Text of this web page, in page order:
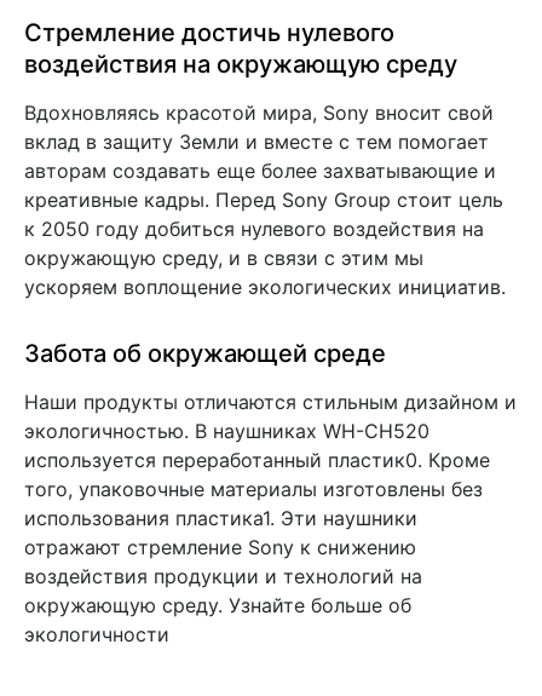
Стремление достичь нулевого
воздействия на окружающую среду
Вдохновляясь красотой мира, Sony вносит свой
вклад в защиту Земли и вместе с тем помогает
авторам создавать еще более захватывающие и
креативные кадры. Перед Sony Group стоит цель
к 2050 году добиться нулевого воздействия на
окружающую среду, и в связи с этим мы
ускоряем воплощение экологических инициатив.
Забота об окружающей среде
Наши продукты отличаются стильным дизайном и
экологичностью. В наушниках WH-CH520
используется переработанный пластик0. Кроме
того, упаковочные материалы изготовлены без
использования пластика1. Эти наушники
отражают стремление Sony к снижению
воздействия продукции и технологий на
окружающую среду. Узнайте больше об
экологичности